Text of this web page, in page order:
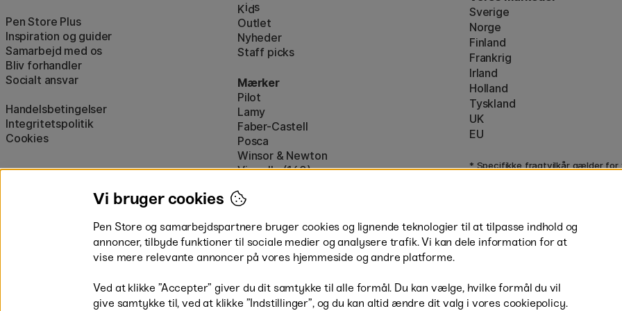
Pen Store Plus
Inspiration og guider
Samarbejd med os
Bliv forhandler
Socialt ansvar
Handelsbetingelser
Integritetspolitik
Cookies
Kids
Outlet
Nyheder
Staff picks
Mærker
Pilot
Lamy
Faber-Castell
Posca
Winsor & Newton
Visa alle (160)
Sverige
Norge
Finland
Frankrig
Irland
Holland
Tyskland
UK
EU
* Specifikke fragtvilkårgælder for
Betal nemt og sikkert
Vi bruger cookies
Pen Store og samarbejdspartnere bruger cookies og lignende teknologier til at tilpasse indhold og
annoncer, tilbyde funktioner til sociale medier og analysere trafik. Vi kan dele information for at
vise mere relevante annoncer på vores hjemmeside og andre platforme.
Ved at klikke ”Accepter” giver du dit samtykke til alle formål. Du kan vælge, hvilke formål du vil
give samtykke til, ved at klikke ”Indstillinger”, og du kan altid ændre dit valg i vores cookiepolicy.